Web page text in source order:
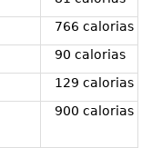
766 calorias
90 calorias
129 calorias
900 calorias